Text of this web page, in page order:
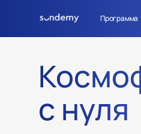
с нуля
Программа